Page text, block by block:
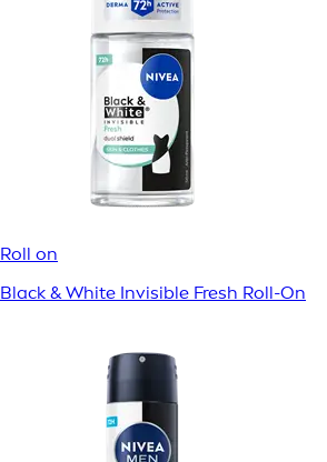
Roll on
Black & White Invisible Fresh Roll-On